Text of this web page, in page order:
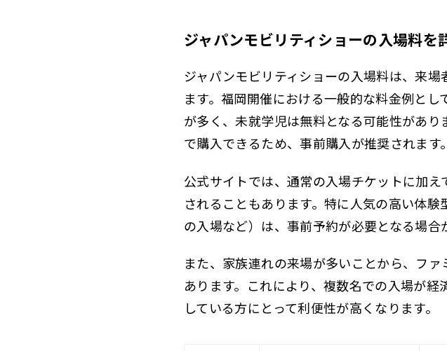
ジャパンモビリティショーの入場料を
ジャパンモビリティショーの入場料は、来
ます。福岡開催における一般的な料金例と
が多く、未就学児は無料となる可能性があ
で購入できるため、事前購入が推奨されます。
公式サイトでは、通常の入場チケットに加
されることもあります。特に人気の高い体
の入場など）は、事前予約が必要となる場合
また、家族連れの来場が多いことから、フ
あります。これにより、複数名での入場が
している方にとって利便性が高くなります。